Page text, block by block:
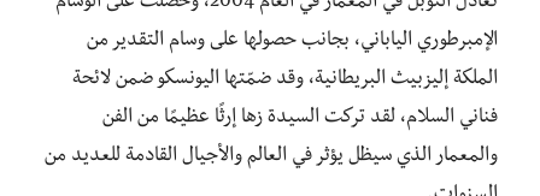
الإمبرطوري الياباني، بجانب حصولها على وسام التقدير من
الملكة إليزبيث البريطانية، وقد ضمّتها اليونسكو ضمن لائحة
فناني السلام، لقد تركت السيدة زها إرثًا عظيمًا من الفن
والمعمار الذي سيظل يؤثر في العالم والأجيال القادمة للعديد من